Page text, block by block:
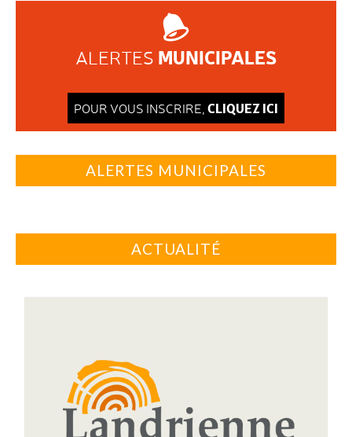
ALERTES MUNICIPALES
POUR VOUS INSCRIRE, CLIQUEZ ICI
ALERTES MUNICIPALES
ACTUALITÉ